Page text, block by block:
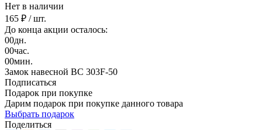
Нет в наличии
165 ₽ / шт.
До конца акции осталось:
00дн.
00час.
00мин.
Замок навесной ВС 303F-50
Подписаться
Подарок при покупке
Дарим подарок при покупке данного товара
Выбрать подарок
Поделиться